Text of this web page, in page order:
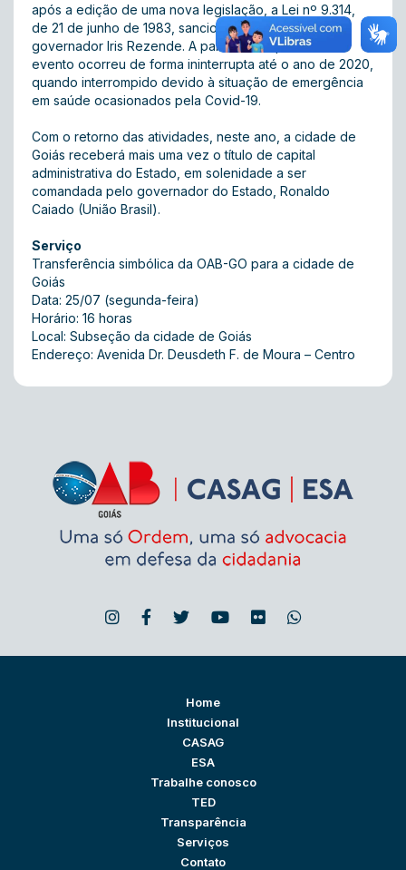
após a edição de uma nova legislação, a Lei nº 9.314,
de 21 de junho de 1983, sancionada na época pelo
governador Iris Rezende. A partir desse período o
evento ocorreu de forma ininterrupta até o ano de 2020,
quando interrompido devido à situação de emergência
em saúde ocasionados pela Covid-19.
Com o retorno das atividades, neste ano, a cidade de
Goiás receberá mais uma vez o título de capital
administrativa do Estado, em solenidade a ser
comandada pelo governador do Estado, Ronaldo
Caiado (União Brasil).
Serviço
Transferência simbólica da OAB-GO para a cidade de
Goiás
Data: 25/07 (segunda-feira)
Horário: 16 horas
Local: Subseção da cidade de Goiás
Endereço: Avenida Dr. Deusdeth F. de Moura – Centro
Home
Institucional
CASAG
ESA
Trabalhe conosco
TED
Transparência
Serviços
Contato